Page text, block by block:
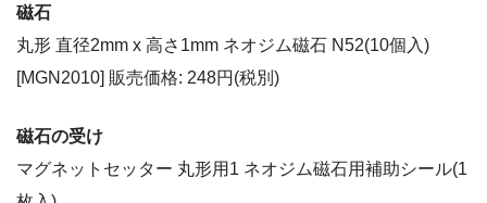
磁石
丸形 直径2mm x 高さ1mm ネオジム磁石 N52(10個入)
[MGN2010] 販売価格: 248円(税別)
磁石の受け
マグネットセッター 丸形用1 ネオジム磁石用補助シール(1